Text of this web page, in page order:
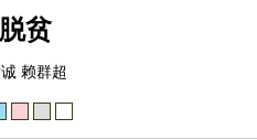
贫
赖群超